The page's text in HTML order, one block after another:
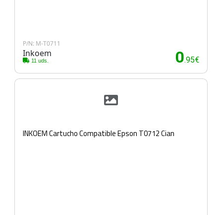
P/N: M-T0711
Inkoem
11 uds. 0.95€
INKOEM Cartucho Compatible Epson T0712 Cian